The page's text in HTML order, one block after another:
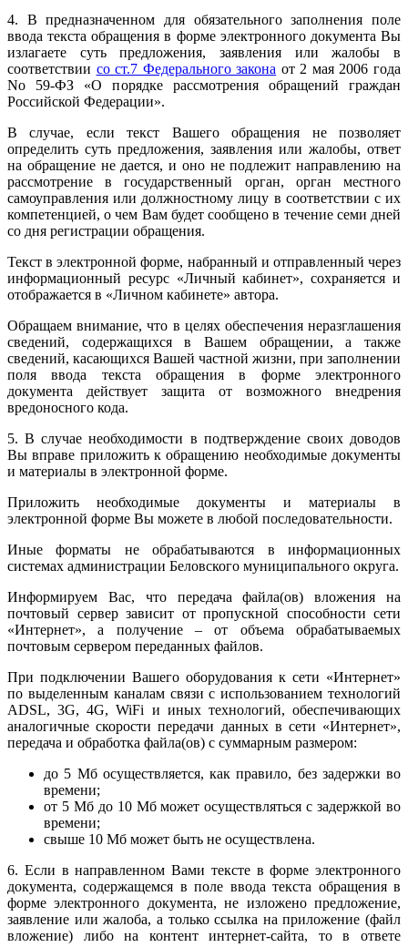
4. В предназначенном для обязательного заполнения поле
ввода текста обращения в форме электронного документа Вы
излагаете суть предложения, заявления или жалобы в
соответствии со ст.7 Федерального закона от 2 мая 2006 года
No 59-ФЗ «О порядке рассмотрения обращений граждан
Российской Федерации».
В случае, если текст Вашего обращения не позволяет
определить суть предложения, заявления или жалобы, ответ
на обращение не дается, и оно не подлежит направлению на
рассмотрение в государственный орган, орган местного
самоуправления или должностному лицу в соответствии с их
компетенцией, о чем Вам будет сообщено в течение семи дней
со дня регистрации обращения.
Текст в электронной форме, набранный и отправленный через
информационный ресурс «Личный кабинет», сохраняется и
отображается в «Личном кабинете» автора.
Обращаем внимание, что в целях обеспечения неразглашения
сведений, содержащихся в Вашем обращении, а также
сведений, касающихся Вашей частной жизни, при заполнении
поля ввода текста обращения в форме электронного
документа действует защита от возможного внедрения
вредоносного кода.
5. В случае необходимости в подтверждение своих доводов
Вы вправе приложить к обращению необходимые документы
и материалы в электронной форме.
Приложить необходимые документы и материалы в
электронной форме Вы можете в любой последовательности.
Иные форматы не обрабатываются в информационных
системах администрации Беловского муниципального округа.
Информируем Вас, что передача файла(ов) вложения на
почтовый сервер зависит от пропускной способности сети
«Интернет», а получение – от объема обрабатываемых
почтовым сервером переданных файлов.
При подключении Вашего оборудования к сети «Интернет»
по выделенным каналам связи с использованием технологий
ADSL, 3G, 4G, WiFi и иных технологий, обеспечивающих
аналогичные скорости передачи данных в сети «Интернет»,
передача и обработка файла(ов) с суммарным размером:
до 5 Мб осуществляется, как правило, без задержки во
времени;
от 5 Мб до 10 Мб может осуществляться с задержкой во
времени;
свыше 10 Мб может быть не осуществлена.
6. Если в направленном Вами тексте в форме электронного
документа, содержащемся в поле ввода текста обращения в
форме электронного документа, не изложено предложение,
заявление или жалоба, а только ссылка на приложение (файл
вложение) либо на контент интернет-сайта, то в ответе